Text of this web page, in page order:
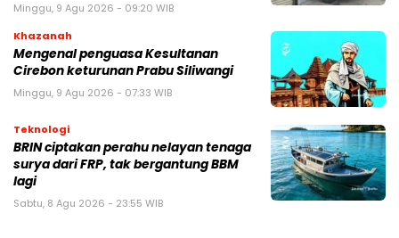
Minggu, 9 Agu 2026 - 09:20 WIB
Khazanah
Mengenal penguasa Kesultanan
Cirebon keturunan Prabu Siliwangi
Minggu, 9 Agu 2026 - 07:33 WIB
Teknologi
BRIN ciptakan perahu nelayan tenaga
surya dari FRP, tak bergantung BBM
lagi
Sabtu, 8 Agu 2026 - 23:55 WIB